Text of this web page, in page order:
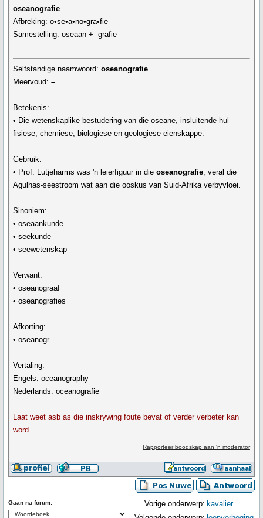
oseanografie
Afbreking: o•se•a•no•gra•fie
Samestelling: oseaan + -grafie
Selfstandige naamwoord:oseanografie
Meervoud:–
Betekenis:
• Die wetenskaplike bestudering van die oseane, insluitende hul
fisiese, chemiese, biologiese en geologiese eienskappe.
Gebruik:
• Prof. Lutjeharms was 'n leierfiguur in dieoseanografie, veral die
Agulhas-seestroom wat aan die ooskus van Suid-Afrika verbyvloei.
Sinoniem:
• oseaankunde
• seekunde
• seewetenskap
Verwant:
• oseanograaf
• oseanografies
Afkorting:
• oseanogr.
Vertaling:
Engels: oceanography
Nederlands: oceanografie
Laat weet asb as die inskrywing foute bevat of verder verbeter kan
word.
Rapporteer boodskap aan 'n moderator
Vorige onderwerp: kavalier
Gaan na forum: